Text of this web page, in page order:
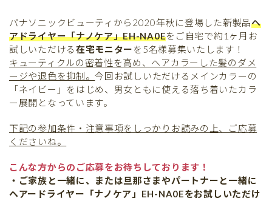
パナソニックビューティから2020年秋に登場した新製品ヘ
アドライヤー「ナノケア」EH-NA0Eをご自宅で約1ヶ月お
試しいただける 在宅モニターを5名様募集いたします！
キューティクルの密着性を高め、ヘアカラーした髪のダメ
ージや退色を抑制。今回お試しいただけるメインカラーの
「ネイビー」をはじめ、男女ともに使える落ち着いたカラ
ー展開となっています。
下記の参加条件・注意事項をしっかりお読みの上、ご応募
くださいね。
こんな方からのご応募をお待ちしております！
・ご家族と一緒に、または旦那さまやパートナーと一緒に
ヘアードライヤー「ナノケア」EH-NA0Eをお試しいただけ